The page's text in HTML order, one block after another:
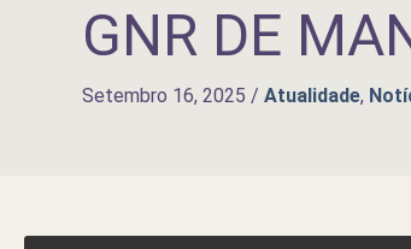
GNR DE
Setembro 16, 2025 / Atualidade,